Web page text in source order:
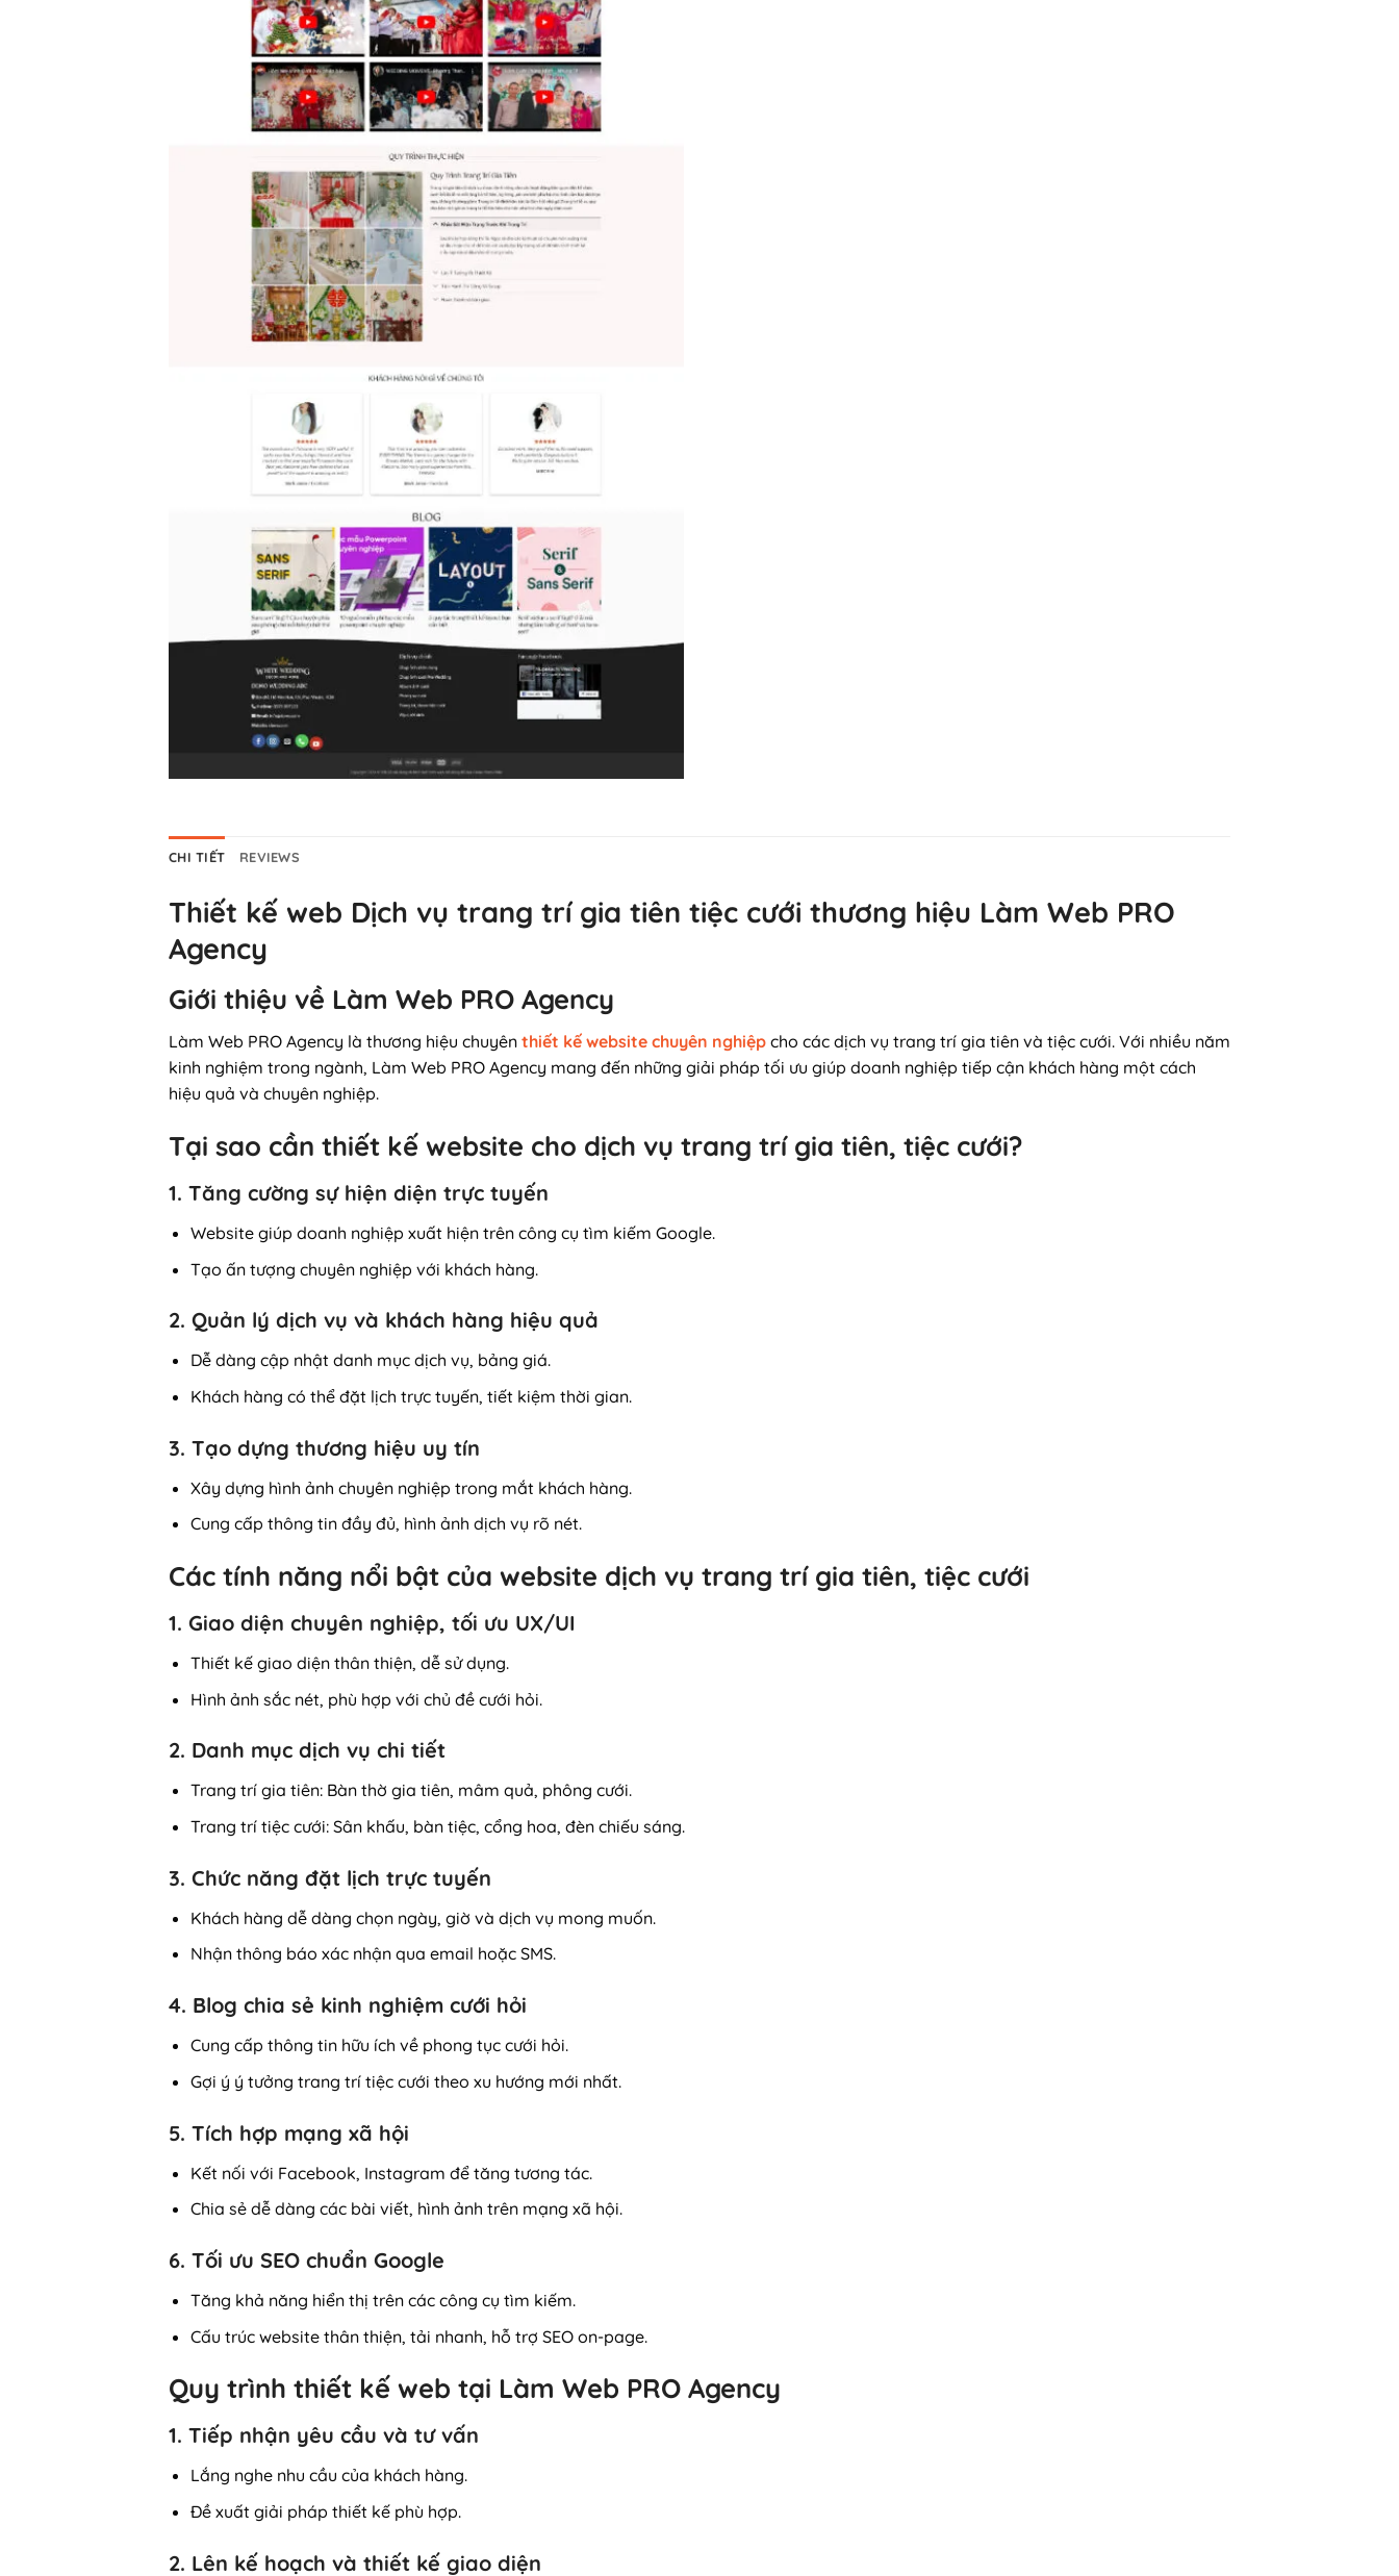
CHI TIẾT REVIEWS
Thiết kế web Dịch vụ trang trí gia tiên tiệc cưới thương hiệu Làm Web PRO
Agency
Giới thiệu về Làm Web PRO Agency
Làm Web PRO Agency là thương hiệu chuyên thiết kế website chuyên nghiệp cho các dịch vụ trang trí gia tiên và tiệc cưới. Với nhiều năm
kinh nghiệm trong ngành, Làm Web PRO Agency mang đến những giải pháp tối ưu giúp doanh nghiệp tiếp cận khách hàng một cách
hiệu quả và chuyên nghiệp.
Tại sao cần thiết kế website cho dịch vụ trang trí gia tiên, tiệc cưới?
1. Tăng cường sự hiện diện trực tuyến
Website giúp doanh nghiệp xuất hiện trên công cụ tìm kiếm Google.
Tạo ấn tượng chuyên nghiệp với khách hàng.
2. Quản lý dịch vụ và khách hàng hiệu quả
Dễ dàng cập nhật danh mục dịch vụ, bảng giá.
Khách hàng có thể đặt lịch trực tuyến, tiết kiệm thời gian.
3. Tạo dựng thương hiệu uy tín
Xây dựng hình ảnh chuyên nghiệp trong mắt khách hàng.
Cung cấp thông tin đầy đủ, hình ảnh dịch vụ rõ nét.
Các tính năng nổi bật của website dịch vụ trang trí gia tiên, tiệc cưới
1. Giao diện chuyên nghiệp, tối ưu UX/UI
Thiết kế giao diện thân thiện, dễ sử dụng.
Hình ảnh sắc nét, phù hợp với chủ đề cưới hỏi.
2. Danh mục dịch vụ chi tiết
Trang trí gia tiên: Bàn thờ gia tiên, mâm quả, phông cưới.
Trang trí tiệc cưới: Sân khấu, bàn tiệc, cổng hoa, đèn chiếu sáng.
3. Chức năng đặt lịch trực tuyến
Khách hàng dễ dàng chọn ngày, giờ và dịch vụ mong muốn.
Nhận thông báo xác nhận qua email hoặc SMS.
4. Blog chia sẻ kinh nghiệm cưới hỏi
Cung cấp thông tin hữu ích về phong tục cưới hỏi.
Gợi ý ý tưởng trang trí tiệc cưới theo xu hướng mới nhất.
5. Tích hợp mạng xã hội
Kết nối với Facebook, Instagram để tăng tương tác.
Chia sẻ dễ dàng các bài viết, hình ảnh trên mạng xã hội.
6. Tối ưu SEO chuẩn Google
Tăng khả năng hiển thị trên các công cụ tìm kiếm.
Cấu trúc website thân thiện, tải nhanh, hỗ trợ SEO on-page.
Quy trình thiết kế web tại Làm Web PRO Agency
1. Tiếp nhận yêu cầu và tư vấn
Lắng nghe nhu cầu của khách hàng.
Đề xuất giải pháp thiết kế phù hợp.
2. Lên kế hoạch và thiết kế giao diện